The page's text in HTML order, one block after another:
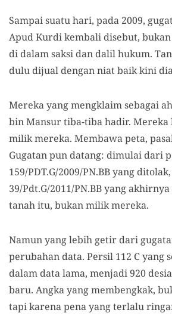
Sampai suatu hari, pada 2009,
Apud Kurdi kembali disebut,
di dalam saksi dan dalil hukum.
dulu dijual dengan niat baik kini
Mereka yang mengklaim sebagai
bin Mansur tiba-tiba hadir.
milik mereka. Membawa peta,
Gugatan pun datang: dimulai dari
159/PDT.G/2009/PN.BB yang
39/Pdt.G/2011/PN.BB yang
tanah itu, bukan milik mereka.
Namun yang lebih getir dari
perubahan data. Persil 112 C yang
dalam data lama, menjadi 920
baru. Angka yang membengkak,
tapi karena pena yang terlalu